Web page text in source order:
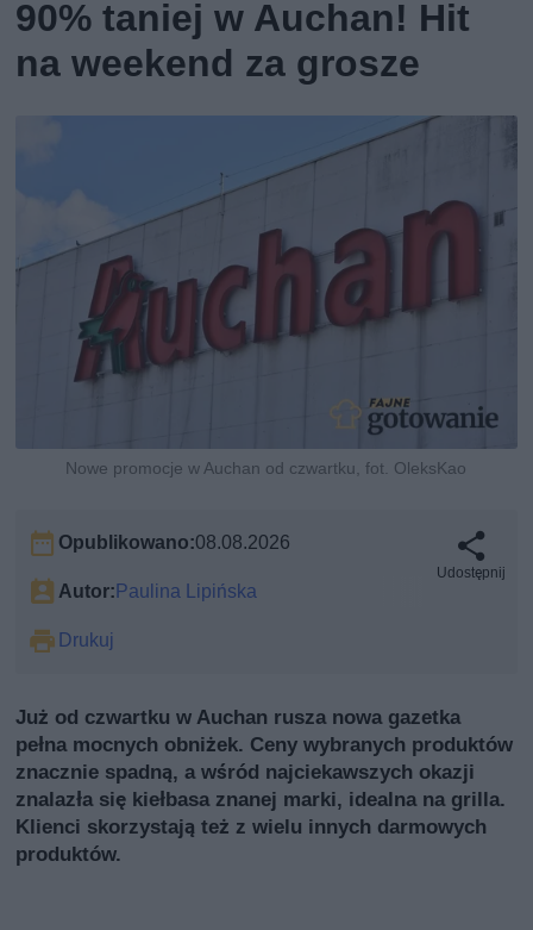
90% taniej w Auchan! Hit
na weekend za grosze
Nowe promocje w Auchan od czwartku, fot. OleksKao
Opublikowano:08.08.2026
Autor: Paulina Lipińska
Drukuj
Udostępnij
Już od czwartku w Auchan rusza nowa gazetka
pełna mocnych obniżek. Ceny wybranych produktów
znacznie spadną, a wśród najciekawszych okazji
znalazła się kiełbasa znanej marki, idealna na grilla.
Klienci skorzystają też z wielu innych darmowych
produktów.